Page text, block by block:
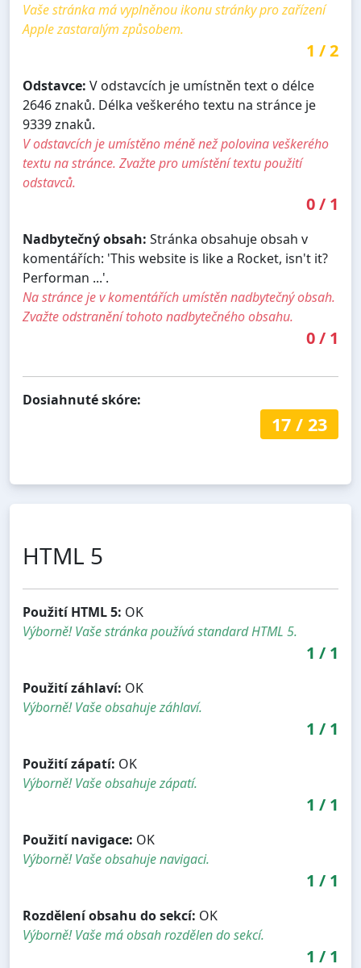
Vaše stránka má vyplněnou ikonu stránky pro zařízení
Apple zastaralým způsobem.
1 /2
Odstavce: V odstavcích je umístněn text o délce
2646 znaků. Délka veškerého textu na stránce je
9339 znaků.
V odstavcích je umístěno méně než polovina veškerého
textu na stránce. Zvažte pro umístění textu použití
odstavců.
0/ 1
Nadbytečný obsah: Stránka obsahuje obsah v
komentářích: 'This website is like a Rocket, isn't it?
Performan ...'.
Na stránce je v komentářích umístěn nadbytečný obsah.
Zvažte odstranění tohoto nadbytečného obsahu.
0/ 1
Dosiahnuté skóre:
17/ 23
HTML 5
Použití HTML 5: OK
Výborně! Vaše stránka používá standard HTML 5.
1 / 1
Použití záhlaví: OK
Výborně! Vaše obsahuje záhlaví.
1 / 1
Použití zápatí: OK
Výborně! Vaše obsahuje zápatí.
1 / 1
Použití navigace: OK
Výborně! Vaše obsahuje navigaci.
1 / 1
Rozdělení obsahu do sekcí: OK
Výborně! Vaše má obsah rozdělen do sekcí.
1 / 1